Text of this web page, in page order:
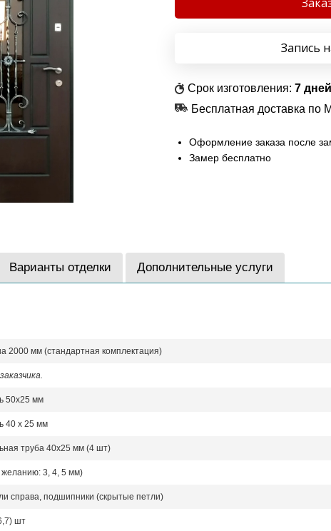
Запись
Срок изготовления: 7 дней
Бесплатная доставка по
Оформление заказа после
Замер бесплатно
Варианты отделки Дополнительные услуги
2000 мм (стандартная комплектация)
50x25 мм
40 x 25 мм
труба 40х25 мм (4 шт)
3, 4, 5 мм)
справа, подшипники (скрытые петли)
шт